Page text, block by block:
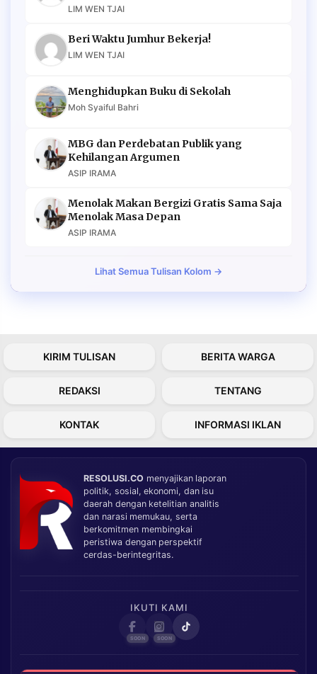
LIM WEN TJAI
Beri Waktu Jumhur Bekerja!
LIM WEN TJAI
Menghidupkan Buku di Sekolah
Moh Syaiful Bahri
MBG dan Perdebatan Publik yang
Kehilangan Argumen
ASIP IRAMA
Menolak Makan Bergizi Gratis Sama Saja
Menolak Masa Depan
ASIP IRAMA
Lihat Semua Tulisan Kolom →
KIRIM TULISAN BERITA WARGA
REDAKSI TENTANG
KONTAK INFORMASI IKLAN
RESOLUSI.CO menyajikan laporan
politik, sosial, ekonomi, dan isu
daerah dengan ketelitian analitis
dan narasi memukau, serta
berkomitmen membingkai
peristiwa dengan perspektif
cerdas-berintegritas.
IKUTI KAMI